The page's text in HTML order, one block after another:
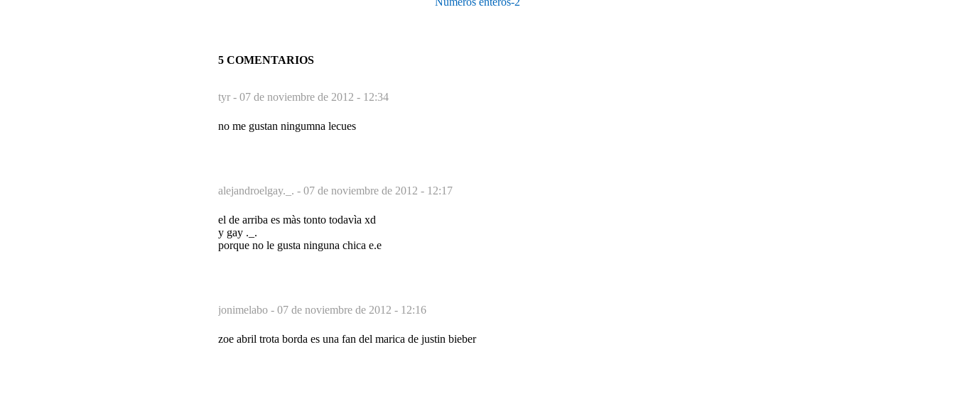
5 COMENTARIOS
tyr - 07 de noviembre de 2012 - 12:34
no me gustan ningumna lecues
alejandroelgay._. - 07 de noviembre de 2012 - 12:17
el de arriba es màs tonto todavìa xd
y gay ._.
porque no le gusta ninguna chica e.e
jonimelabo - 07 de noviembre de 2012 - 12:16
zoe abril trota borda es una fan del marica de justin bieber